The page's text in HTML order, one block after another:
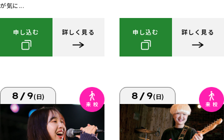
が気に...
申し込む 詳しく見る 申し込む 詳しく見る
8/9(日) 8/9(日)